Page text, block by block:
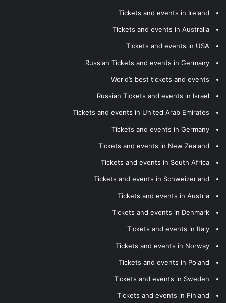
Tickets and events in Ireland
Tickets and events in Australia
Tickets and events in USA
Russian Tickets and events in Germany
World’s best tickets and events
Russian Tickets and events in Israel
Tickets and events in United Arab Emirates
Tickets and events in Germany
Tickets and events in New Zealand
Tickets and events in South Africa
Tickets and events in Schweizerland
Tickets and events in Austria
Tickets and events in Denmark
Tickets and events in Italy
Tickets and events in Norway
Tickets and events in Poland
Tickets and events in Sweden
Tickets and events in Finland